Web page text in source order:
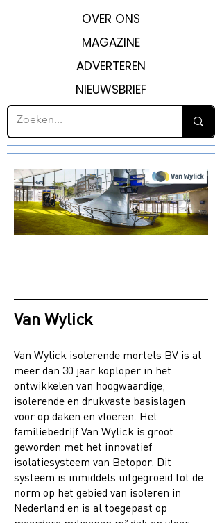
OVER ONS
MAGAZINE
ADVERTEREN
NIEUWSBRIEF
Van Wylick
Van Wylick isolerende mortels BV is al
meer dan 30 jaar koploper in het
ontwikkelen van hoogwaardige,
isolerende en drukvaste basislagen
voor op daken en vloeren. Het
familiebedrijf Van Wylick is groot
geworden met het innovatief
isolatiesysteem van Betopor. Dit
systeem is inmiddels uitgegroeid tot de
norm op het gebied van isoleren in
Nederland en is al toegepast op